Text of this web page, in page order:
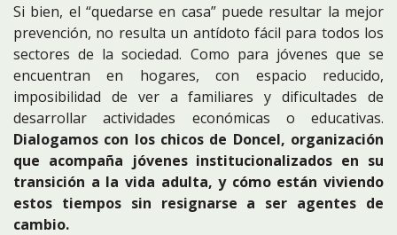
Si bien, el “quedarse en casa” puede resultar la mejor
prevención, no resulta un antídoto fácil para todos los
sectores de la sociedad. Como para jóvenes que se
encuentran en hogares, con espacio reducido,
imposibilidad de ver a familiares y dificultades de
desarrollar actividades económicas o educativas.
Dialogamos con los chicos de Doncel, organización
que acompaña jóvenes institucionalizados en su
transición a la vida adulta, y cómo están viviendo
estos tiempos sin resignarse a ser agentes de
cambio.